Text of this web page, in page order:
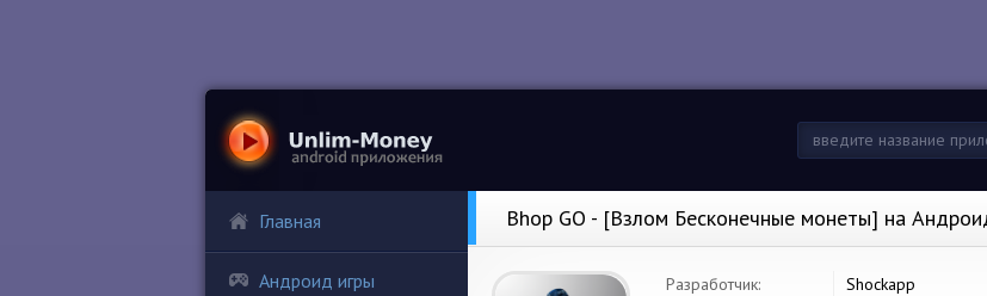
Главная
Андроид игры
Bhop GO - [Взлом Бесконечные монеты] на
Разработчик:
Shockapp